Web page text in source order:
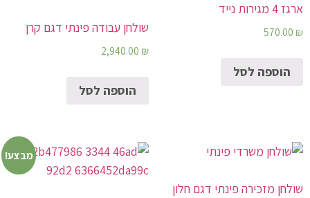
ארגז 4 מגירות נייד
570.00 ₪
הוספה לסל
שולחן עבודה פינתי דגם קרן
2,940.00 ₪
הוספה לסל
שולחן מזכירה פינתי דגם חלון
מבצע!